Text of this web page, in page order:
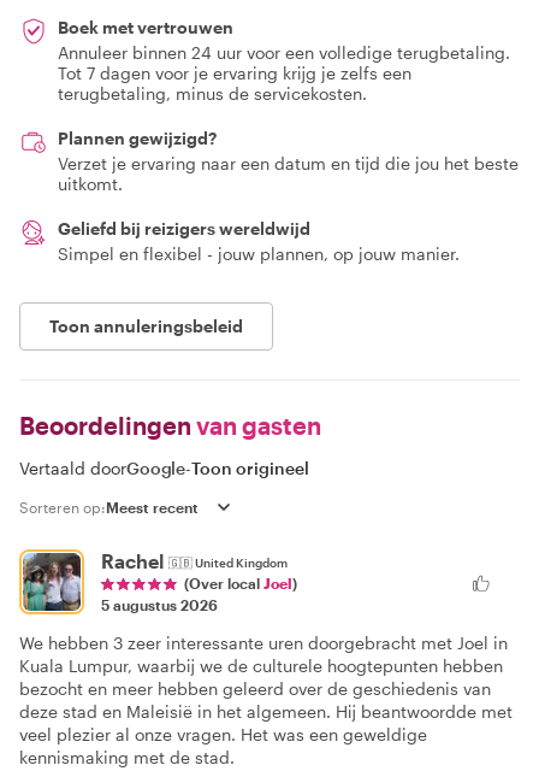
Boek met vertrouwen
Annuleer binnen 24 uur voor een volledige terugbetaling.
Tot 7 dagen voor je ervaring krijg je zelfs een
terugbetaling, minus de servicekosten.
Plannen gewijzigd?
Verzet je ervaring naar een datum en tijd die jou het beste
uitkomt.
Geliefd bij reizigers wereldwijd
Simpel en flexibel - jouw plannen, op jouw manier.
Toon annuleringsbeleid
Beoordelingen van gasten
Vertaald doorGoogle-Toon origineel
Sorteren op:
Rachel 🇬🇧United Kingdom
(Over local Joel)
5 augustus 2026
We hebben 3 zeer interessante uren doorgebracht met Joel in
Kuala Lumpur, waarbij we de culturele hoogtepunten hebben
bezocht en meer hebben geleerd over de geschiedenis van
deze stad en Maleisië in het algemeen. Hij beantwoordde met
veel plezier al onze vragen. Het was een geweldige
kennismaking met de stad.